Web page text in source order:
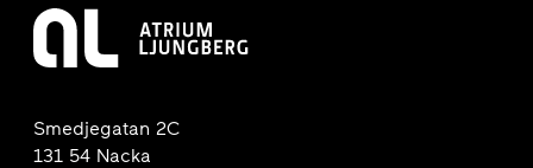
Smedjegatan 2C
131 54 Nacka